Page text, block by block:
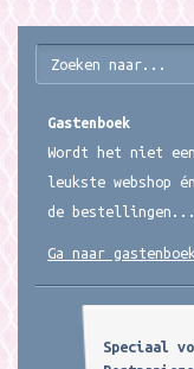
Gastenboek
Wordt het niet
leukste webshop
de bestellingen...
Ga naar gastenboek
Speciaal